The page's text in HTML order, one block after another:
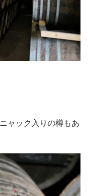
ャック入りの樽もあ